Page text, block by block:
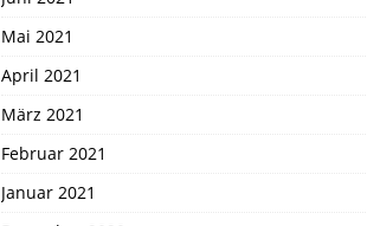
Mai 2021
April 2021
März 2021
Februar 2021
Januar 2021